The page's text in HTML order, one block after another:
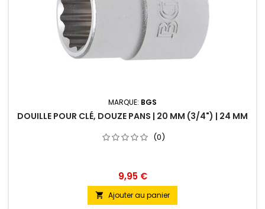
MARQUE: BGS
DOUILLE POUR CLÉ, DOUZE PANS | 20 MM (3/4") | 24 MM
(0)
9,95 €
 Ajouter au panier